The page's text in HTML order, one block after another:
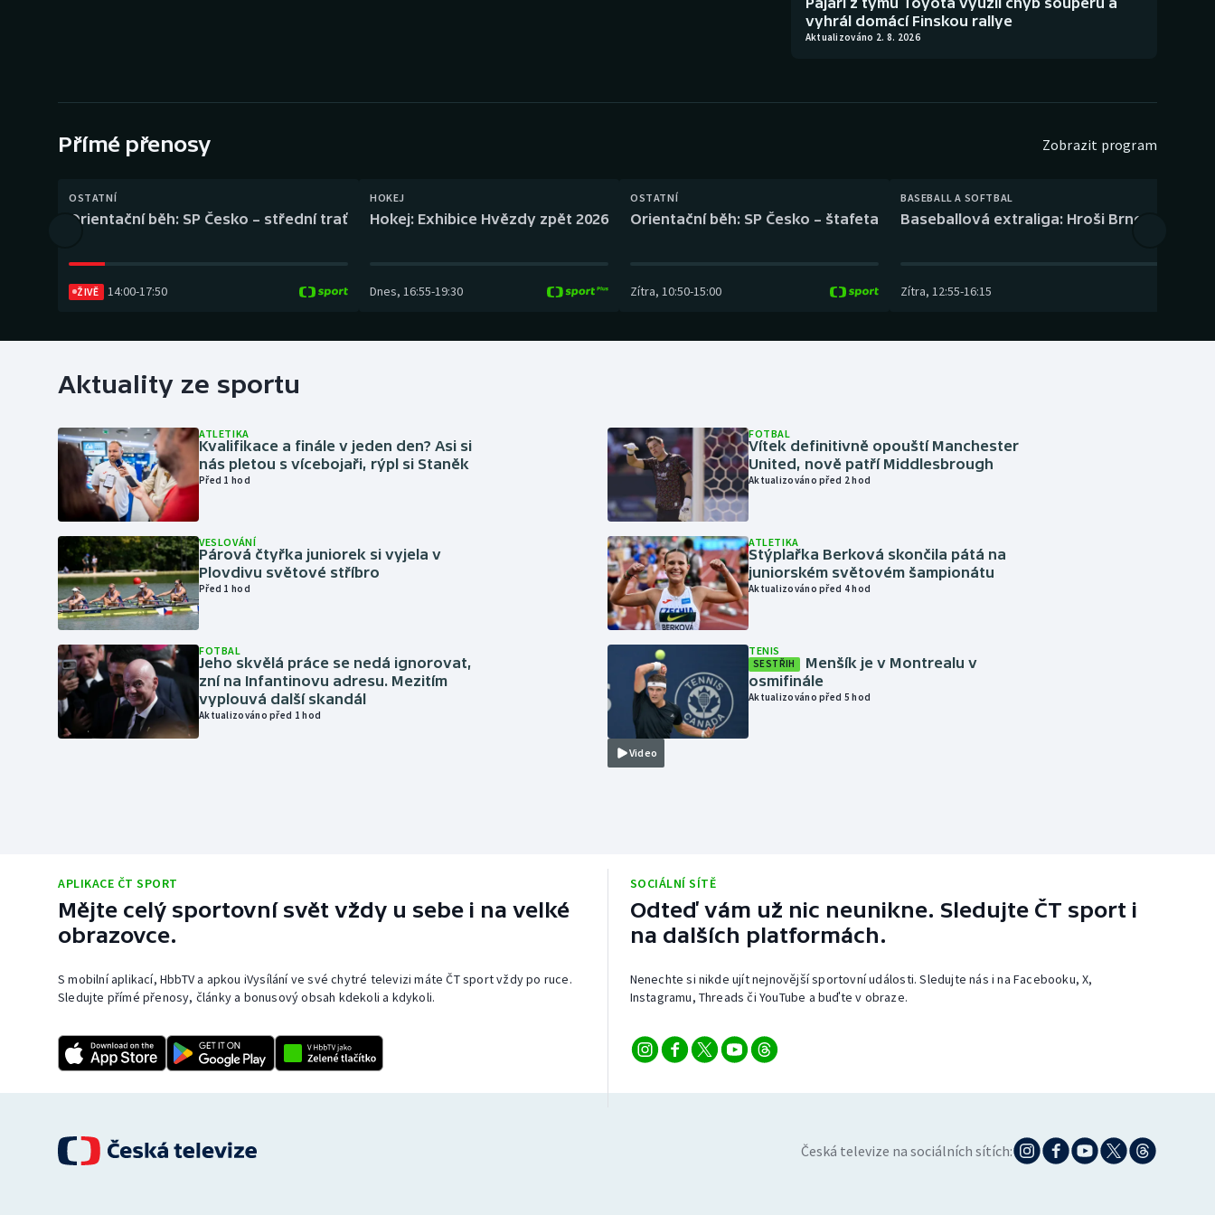
Gymnastika Plážový volejbal
vyhrál domácí Finskou rallye
Aktualizováno 2. 8. 2026
Přímé přenosy Zobrazit program
OSTATNÍ
Orientační běh: SP Česko – střední trať
ŽIVĚ 14:00-17:50
HOKEJ
Hokej: Exhibice Hvězdy zpět 2026
Dnes, 16:55-19:30
OSTATNÍ
Orientační běh: SP Česko – štafeta
Zítra, 10:50-15:00
BASEBALL A SOFTBAL
Baseballová extraliga: Hroši Brno – Eagles
Zítra, 12:55-16:15
Aktuality ze sportu
ATLETIKA
Kvalifikace a finále v jeden den? Asi si
nás pletou s vícebojaři, rýpl si Staněk
Před 1 hod
VESLOVÁNÍ
Párová čtyřka juniorek si vyjela v
Plovdivu světové stříbro
Před 1 hod
FOTBAL
Jeho skvělá práce se nedá ignorovat,
zní na Infantinovu adresu. Mezitím
vyplouvá další skandál
Aktualizováno před 1 hod
FOTBAL
Vítek definitivně opouští Manchester
United, nově patří Middlesbrough
Aktualizováno před 2 hod
ATLETIKA
Stýplařka Berková skončila pátá na
juniorském světovém šampionátu
Aktualizováno před 4 hod
Video
TENIS
SESTŘIH
Menšík je v Montrealu v
osmifinále
Aktualizováno před 5 hod
APLIKACE ČT SPORT
Mějte celý sportovní svět vždy u sebe i na velké
obrazovce.
S mobilní aplikací, HbbTV a apkou iVysílání ve své chytré televizi máte ČT sport vždy po ruce.
Sledujte přímé přenosy, články a bonusový obsah kdekoli a kdykoli.
SOCIÁLNÍ SÍTĚ
Odteď vám už nic neunikne. Sledujte ČT sport i
na dalších platformách.
Nenechte si nikde ujít nejnovější sportovní události. Sledujte nás i na Facebooku, X,
Instagramu, Threads či YouTube a buďte v obraze.
Česká televize na sociálních sítích: